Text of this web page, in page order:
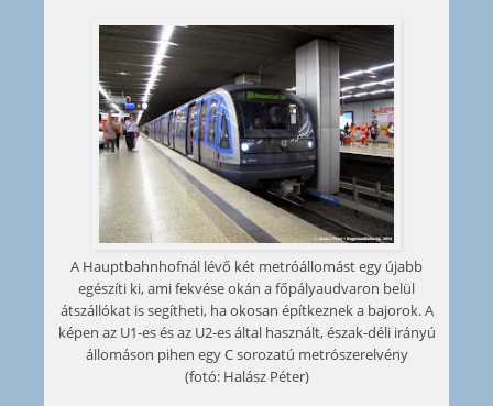
A Hauptbahnhofnál lévő két metróállomást egy újabb
egészíti ki, ami fekvése okán a főpályaudvaron belül
átszállókat is segítheti, ha okosan építkeznek a bajorok. A
képen az U1-es és az U2-es által használt, észak-déli irányú
állomáson pihen egy C sorozatú metrószerelvény
(fotó: Halász Péter)